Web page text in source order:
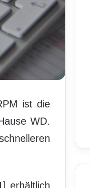
ist die
WD.
erhältlich